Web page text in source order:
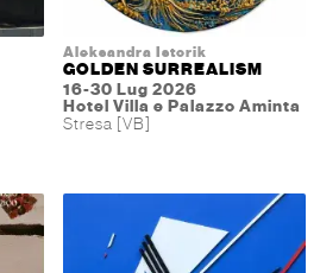
Aleksandra Istorik
GOLDEN SURREALISM
16-30 Lug 2026
Hotel Villa e Palazzo Aminta
Stresa [VB]